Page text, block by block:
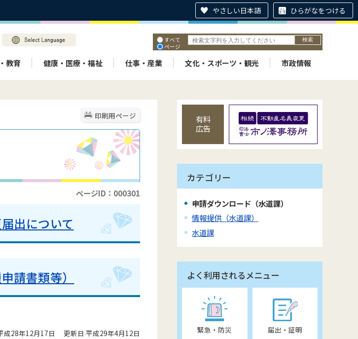
やさしい日本語 ひらがなをつける
すべて
ページ
教育 健康・医療・福祉 仕事・産業 文化・スポーツ・観光 市政情報
印刷用ページ
ページID：000301
出について
請書類等）
成28年12月17日 更新日 平成29年4月12日
有料
広告
カテゴリー
申請ダウンロード（水道課）
情報提供（水道課）
水道課
よく利用されるメニュー
緊急・防災 届出・証明